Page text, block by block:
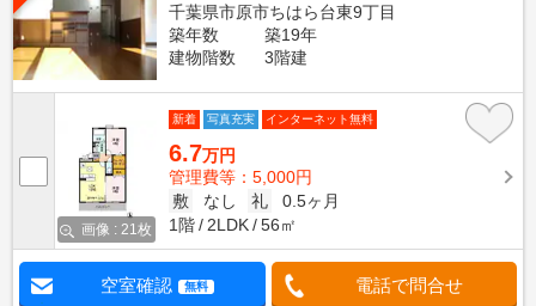
千葉県市原市ちはら台東9丁目
築年数
築19年
建物階数
3階建
画像 : 21枚
新着 写真充実 インターネット無料
6.7万円
管理費等：5,000円
敷
なし 礼
0.5ヶ月
1階
2LDK 56㎡
空室確認 無料 電話で問合せ